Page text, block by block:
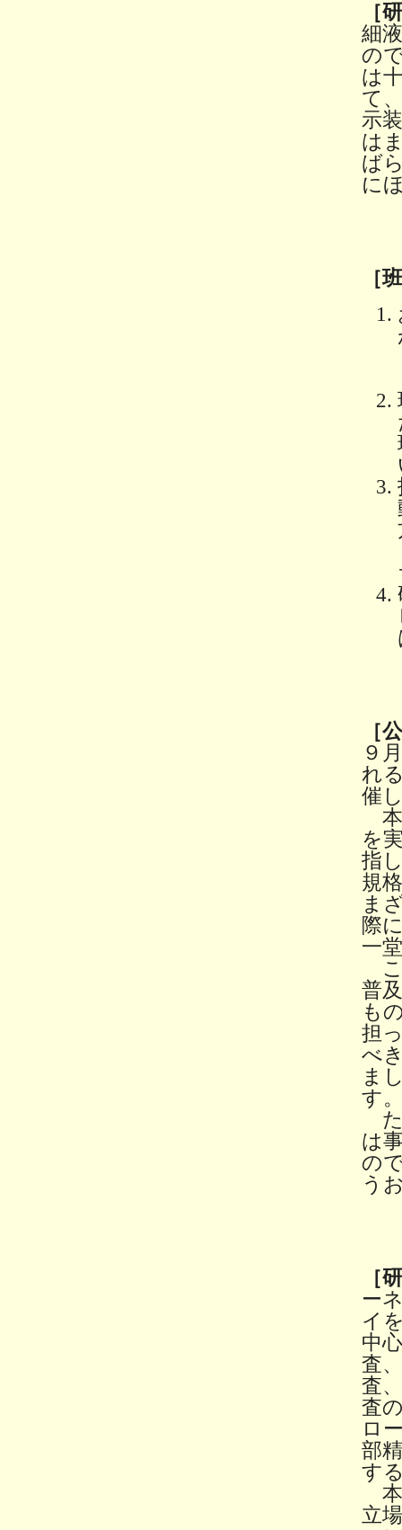
［
細
の
は
て
示
は
ば
に
［
［
９
れ
催
本
を
指
規
ま
際
一
こ
普
も
担
べ
ま
す
た
は
の
う
［
ー
イ
中
査
査
査
ロ
部
す
本
立